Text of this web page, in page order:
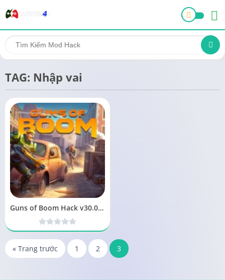
TAG: Nhập vai
Guns of Boom Hack v30.0.286 [Mod thay đạn, chống giật]
« Trang trước 1 2 3